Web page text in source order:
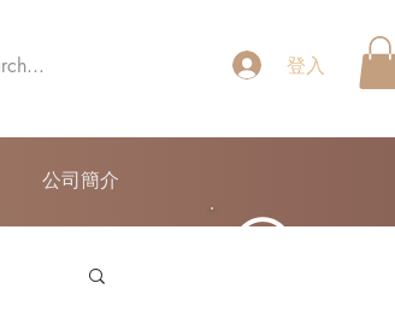
登入
公司簡介